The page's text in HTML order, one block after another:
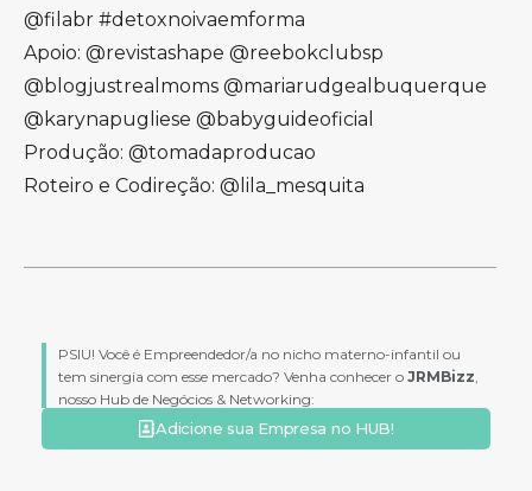
@filabr #detoxnoivaemforma
Apoio: @revistashape @reebokclubsp
@blogjustrealmoms @mariarudgealbuquerque
@karynapugliese @babyguideoficial
Produção: @tomadaproducao
Roteiro e Codireção: @lila_mesquita
PSIU! Você é Empreendedor/a no nicho materno-infantil ou
tem sinergia com esse mercado? Venha conhecer o JRMBizz
nosso Hub de Negócios & Networking:
Adicione sua Empresa no HUB!